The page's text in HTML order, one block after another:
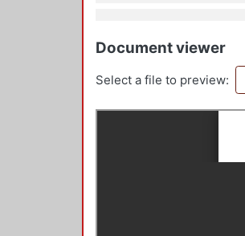
Document viewer
Select a file to preview: